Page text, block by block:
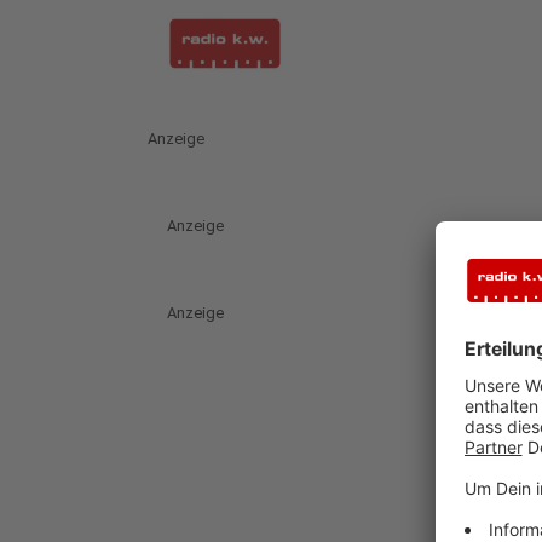
Anzeige
Anzeige
Anzeige